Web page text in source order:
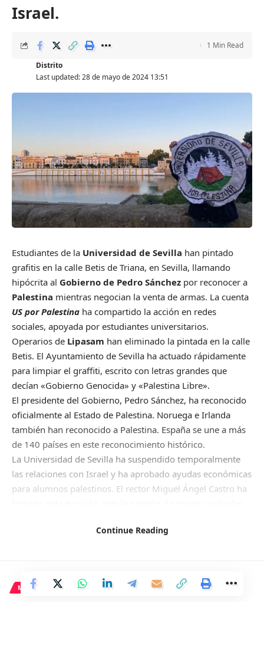
Israel.
Last updated: 28 de mayo de 2024 13:51
Distrito
1 Min Read
Estudiantes de la Universidad de Sevilla han pintado
grafitis en la calle Betis de Triana, en Sevilla, llamando
hipócrita al Gobierno de Pedro Sánchez por reconocer a
Palestina mientras negocian la venta de armas. La cuenta
US por Palestina ha compartido la acción en redes
sociales, apoyada por estudiantes universitarios.
Operarios de Lipasam han eliminado la pintada en la calle
Betis. El Ayuntamiento de Sevilla ha actuado rápidamente
para limpiar el graffiti, escrito con letras grandes que
decían «Gobierno Genocida» y «Palestina Libre».
El presidente del Gobierno, Pedro Sánchez, ha reconocido
oficialmente al Estado de Palestina. Noruega e Irlanda
también han reconocido a Palestina. España se une a más
de 140 países en este reconocimiento histórico.
La Universidad de Sevilla ha suspendido temporalmente
las relaciones con Israel y ha aprobado ayudas económicas
para alumnos palestinos. El rector Miguel Ángel Castro ha
Fuente (para controlar el refrito):
12899192
Continue Reading
MADRID